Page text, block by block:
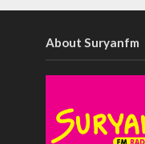
About Suryanfm